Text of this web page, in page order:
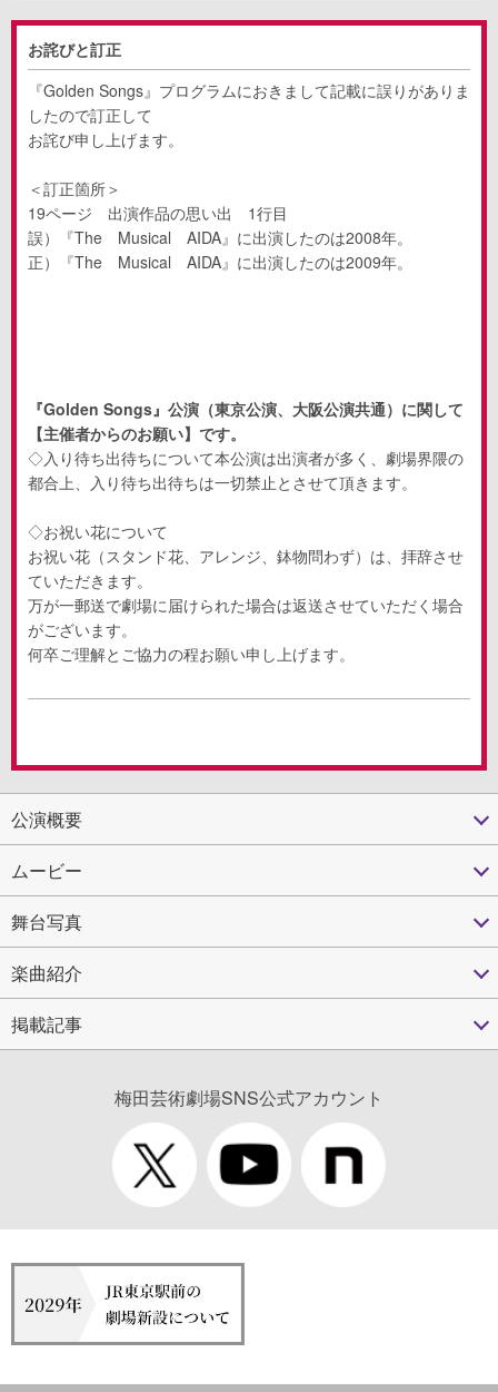
お詫びと訂正
『Golden Songs』プログラムにおきまして記載に誤りがありま
したので訂正して
お詫び申し上げます。
＜訂正箇所＞
19ページ 出演作品の思い出 1行目
誤）『The Musical AIDA』に出演したのは2008年。
正）『The Musical AIDA』に出演したのは2009年。
『Golden Songs』公演（東京公演、大阪公演共通）に関して
【主催者からのお願い】 です。
◇入り待ち出待ちについて本公演は出演者が多く、劇場界隈の
都合上、入り待ち出待ちは一切禁止とさせて頂きます。
◇お祝い花について
お祝い花（スタンド花、アレンジ、鉢物問わず）は、拝辞させ
ていただきます。
万が一郵送で劇場に届けられた場合は返送させていただく場合
がございます。
何卒ご理解とご協力の程お願い申し上げます。
公演概要
ムービー
舞台写真
楽曲紹介
掲載記事
梅田芸術劇場SNS公式アカウント